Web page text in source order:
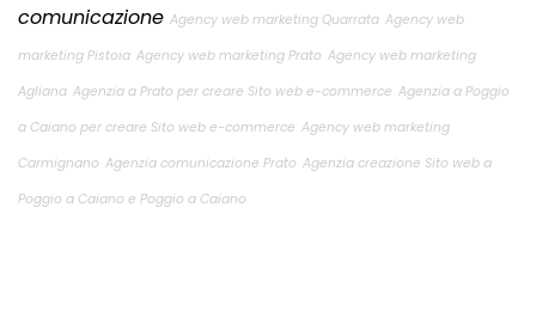
comunicazione Agency web marketing Quarrata Agency web
marketing Pistoia Agency web marketing Prato Agency web marketing
Agliana Agenzia a Prato per creare Sito web e-commerce Agenzia a Poggio
a Caiano per creare Sito web e-commerce Agency web marketing
Carmignano Agenzia comunicazione Prato Agenzia creazione Sito web a
Poggio a Caiano e Poggio a Caiano